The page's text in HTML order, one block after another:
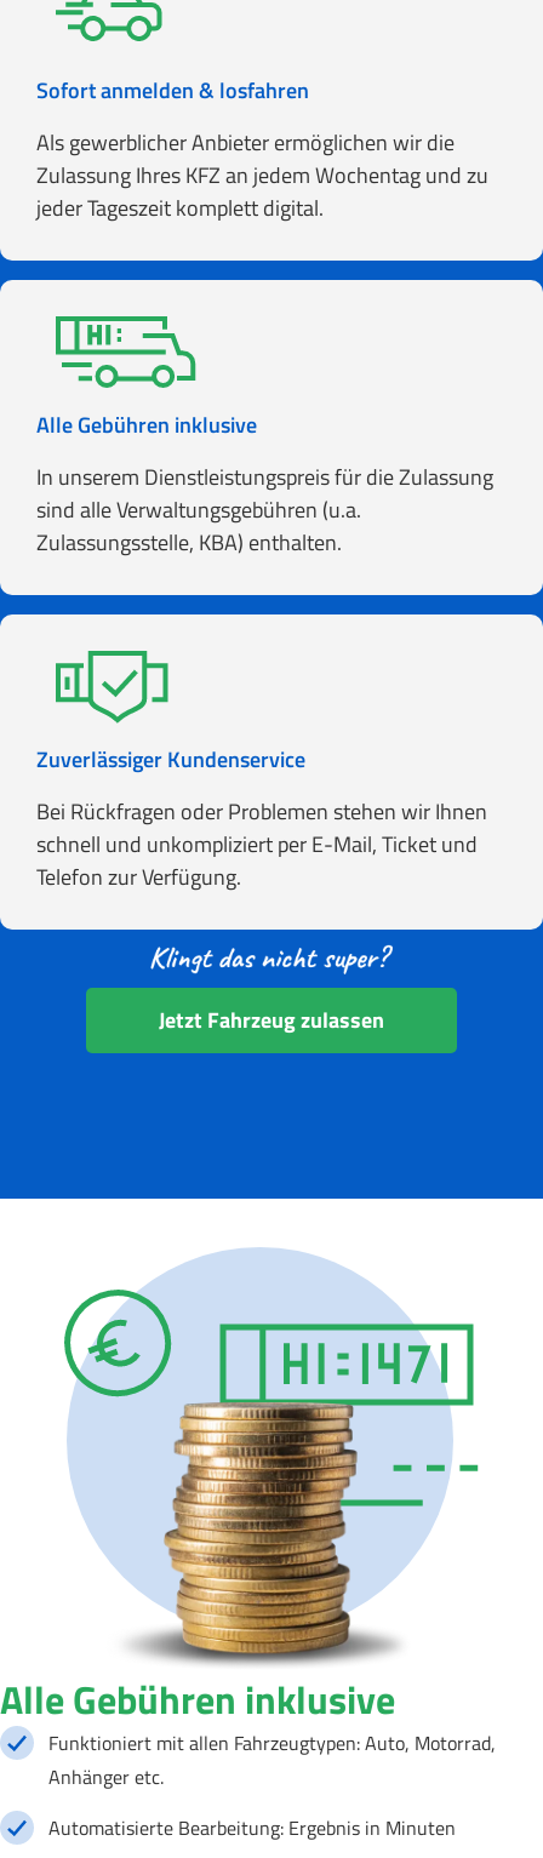
Sofort anmelden & losfahren
Als gewerblicher Anbieter ermöglichen wir die
Zulassung Ihres KFZ an jedem Wochentag und zu
jeder Tageszeit komplett digital.
Alle Gebühren inklusive
In unserem Dienstleistungspreis für die Zulassung
sind alle Verwaltungsgebühren (u.a.
Zulassungsstelle, KBA) enthalten.
Zuverlässiger Kundenservice
Bei Rückfragen oder Problemen stehen wir Ihnen
schnell und unkompliziert per E-Mail, Ticket und
Telefon zur Verfügung.
Jetzt Fahrzeug zulassen
Alle Gebühren inklusive
Funktioniert mit allen Fahrzeugtypen: Auto, Motorrad,
Anhänger etc.
Automatisierte Bearbeitung: Ergebnis in Minuten